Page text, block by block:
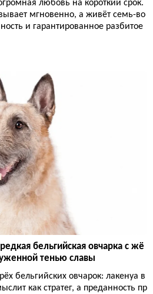
любовь на короткий срок.
мгновенно, а живёт семь-во
и гарантированное разбитое
бельгийская овчарка с жё
тенью славы
бельгийских овчарок: лакенуа в
как стратег, а преданность пр